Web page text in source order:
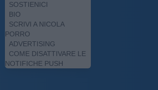
SOSTIENICI
BIO
SCRIVI A NICOLA
PORRO
ADVERTISING
COME DISATTIVARE LE
NOTIFICHE PUSH